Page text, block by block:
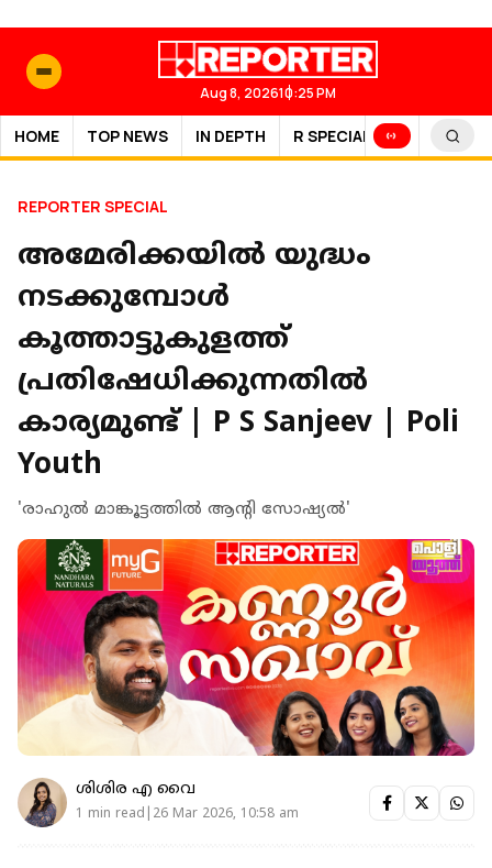
Aug 8, 202610:25 PM
HOME TOP NEWS IN DEPTH R SPECIAL SPORTS
REPORTER SPECIAL
അമേരിക്കയിൽ യുദ്ധം
നടക്കുമ്പോൾ
കൂത്താട്ടുകുളത്ത്
പ്രതിഷേധിക്കുന്നതിൽ
കാര്യമുണ്ട് | P S Sanjeev | Poli
Youth
'രാഹുൽ മാങ്കൂട്ടത്തിൽ ആന്റി സോഷ്യൽ'
ശിശിര എ വൈ
1 min read|26 Mar 2026, 10:58 am